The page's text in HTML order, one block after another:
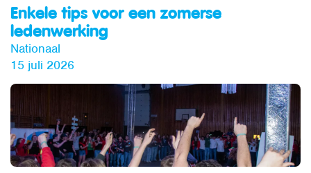
Enkele tips voor een zomerse
ledenwerking
Nationaal
15 juli 2026